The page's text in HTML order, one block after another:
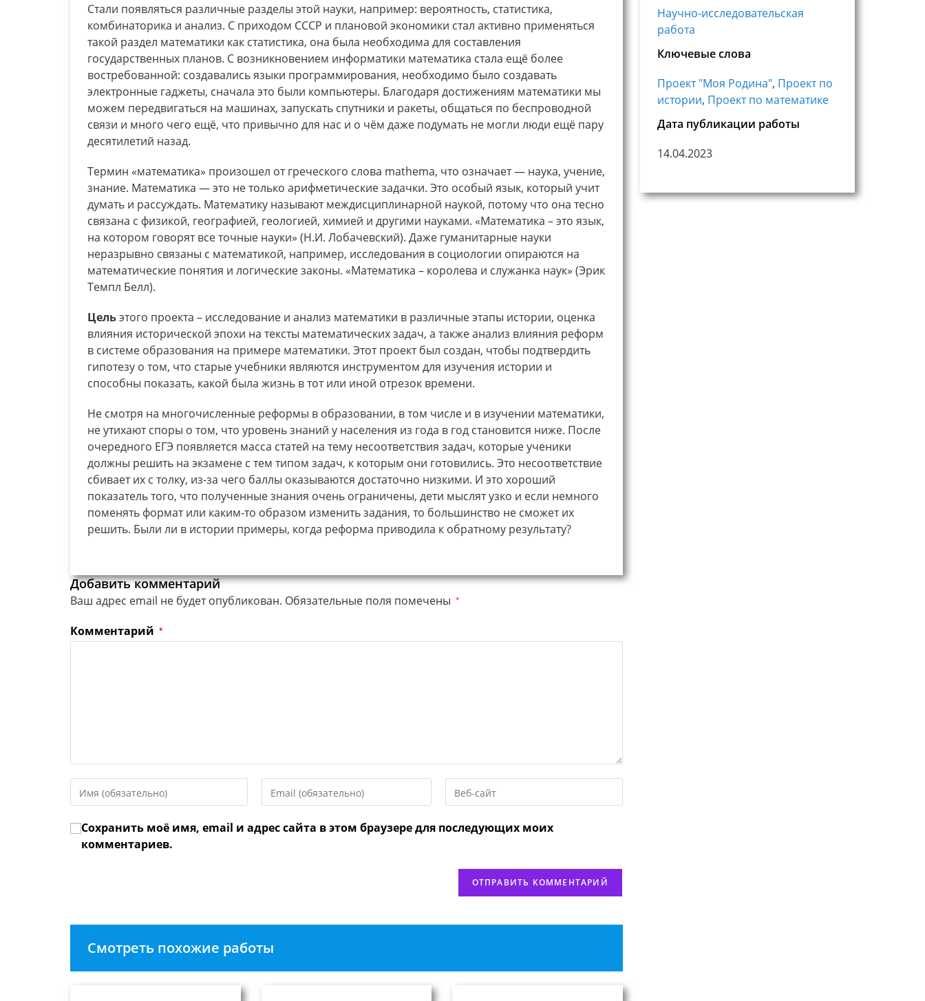
Стали появляться различные разделы этой науки, например: вероятность, статистика,
комбинаторика и анализ. С приходом СССР и плановой экономики стал активно применяться
такой раздел математики как статистика, она была необходима для составления
государственных планов. С возникновением информатики математика стала ещё более
востребованной: создавались языки программирования, необходимо было создавать
электронные гаджеты, сначала это были компьютеры. Благодаря достижениям математики мы
можем передвигаться на машинах, запускать спутники и ракеты, общаться по беспроводной
связи и много чего ещё, что привычно для нас и о чём даже подумать не могли люди ещё пару
десятилетий назад.
Термин «математика» произошел от греческого слова mathema, что означает — наука, учение,
знание. Математика — это не только арифметические задачки. Это особый язык, который учит
думать и рассуждать. Математику называют междисциплинарной наукой, потому что она тесно
связана с физикой, географией, геологией, химией и другими науками. «Математика – это язык,
на котором говорят все точные науки» (Н.И. Лобачевский). Даже гуманитарные науки
неразрывно связаны с математикой, например, исследования в социологии опираются на
математические понятия и логические законы. «Математика – королева и служанка наук» (Эрик
Темпл Белл).
Цельэтого проекта – исследование и анализ математики в различные этапы истории, оценка
влияния исторической эпохи на тексты математических задач, а также анализ влияния реформ
в системе образования на примере математики. Этот проект был создан, чтобы подтвердить
гипотезу о том, что старые учебники являются инструментом для изучения истории и
способны показать, какой была жизнь в тот или иной отрезок времени.
Не смотря на многочисленные реформы в образовании, в том числе и в изучении математики,
не утихают споры о том, что уровень знаний у населения из года в год становится ниже. После
очередного ЕГЭ появляется масса статей на тему несоответствия задач, которые ученики
должны решить на экзамене с тем типом задач, к которым они готовились. Это несоответствие
сбивает их с толку, из-за чего баллы оказываются достаточно низкими. И это хороший
показатель того, что полученные знания очень ограничены, дети мыслят узко и если немного
поменять формат или каким-то образом изменить задания, то большинство не сможет их
решить. Были ли в истории примеры, когда реформа приводила к обратному результату?
Добавить комментарий
Ваш адрес email не будет опубликован. Обязательные поля помечены *
Комментарий *
свое
или
имя
свой
адрес,
URL
веб-
Сохранить моё имя, email и адрес сайта в этом браузере для последующих моих
комментариев.
Смотреть похожие работы
Научно-исследовательская
работа
Ключевые слова
Проект "Моя Родина", Проект по
истории, Проект по математике
Дата публикации работы
14.04.2023